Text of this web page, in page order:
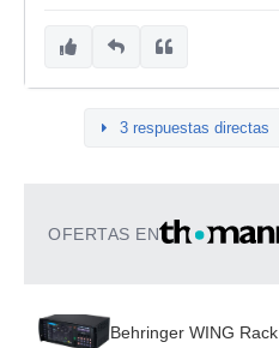
3 respuestas directas
OFERTAS EN
Behringer WING Rack